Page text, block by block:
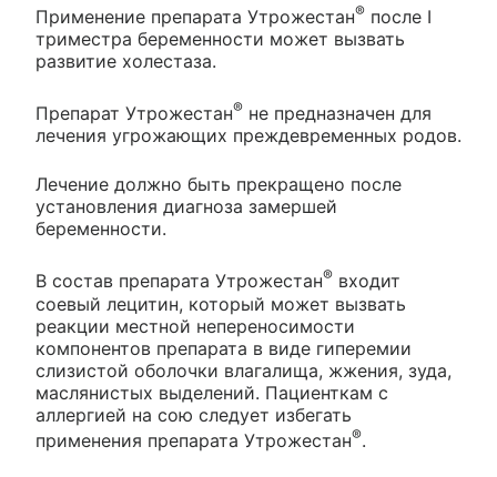
Применение препарата Утрожестан® после I
триместра беременности может вызвать
развитие холестаза.
Препарат Утрожестан® не предназначен для
лечения угрожающих преждевременных родов.
Лечение должно быть прекращено после
установления диагноза замершей
беременности.
В состав препарата Утрожестан® входит
соевый лецитин, который может вызвать
реакции местной непереносимости
компонентов препарата в виде гиперемии
слизистой оболочки влагалища, жжения, зуда,
маслянистых выделений. Пациенткам с
аллергией на сою следует избегать
применения препарата Утрожестан®.